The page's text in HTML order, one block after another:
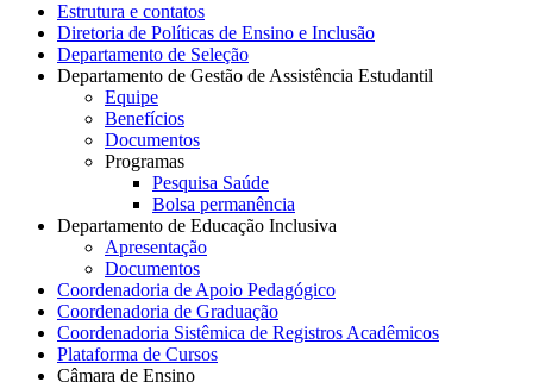
Estrutura e contatos
Diretoria de Políticas de Ensino e Inclusão
Departamento de Seleção
Departamento de Gestão de Assistência Estudantil
Equipe
Benefícios
Documentos
Programas
Pesquisa Saúde
Bolsa permanência
Departamento de Educação Inclusiva
Apresentação
Documentos
Coordenadoria de Apoio Pedagógico
Coordenadoria de Graduação
Coordenadoria Sistêmica de Registros Acadêmicos
Plataforma de Cursos
Câmara de Ensino